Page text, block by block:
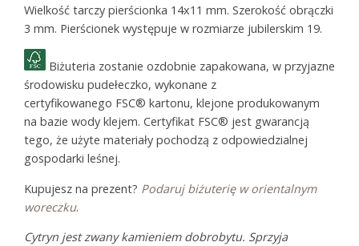
Wielkość tarczy pierścionka 14x11 mm. Szerokość obrączki
3 mm. Pierścionek występuje w rozmiarze jubilerskim 19.
Biżuteria zostanie ozdobnie zapakowana, w przyjazne
środowisku pudełeczko, wykonane z
certyfikowanego FSC® kartonu, klejone produkowanym
na bazie wody klejem. Certyfikat FSC® jest gwarancją
tego, że użyte materiały pochodzą z odpowiedzialnej
gospodarki leśnej.
Kupujesz na prezent? Podaruj biżuterię w orientalnym
woreczku.
Cytryn jest zwany kamieniem dobrobytu. Sprzyja